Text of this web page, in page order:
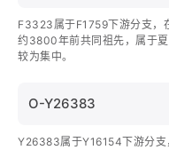
F3323属于F1759下游分支，
约3800年前共同祖先，属于
较为集中。
O-Y26383
Y26383属于Y16154下游分支